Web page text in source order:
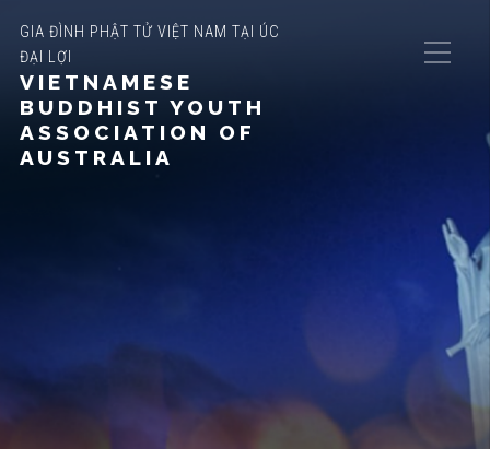
GIA ĐÌNH PHẬT TỬ VIỆT NAM TẠI ÚC
ĐẠI LỢI
VIETNAMESE
BUDDHIST YOUTH
ASSOCIATION OF
AUSTRALIA